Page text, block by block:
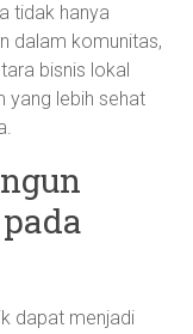
tidak hanya
dalam komunitas,
bisnis lokal
yang lebih sehat
dapat menjadi